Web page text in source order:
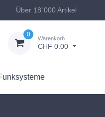
Über 18`000 Artikel
0
Warenkorb
CHF 0.00